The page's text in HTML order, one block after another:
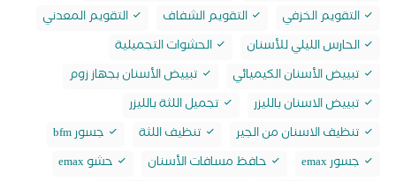
التقويم الخزفي
التقويم الشفاف
التقويم المعدني
الحارس الليلي للأسنان
الحشوات التجميلية
تبييض الأسنان الكيميائي
تبييض الأسنان بجهاز زوم
تبييض الاسنان بالليزر
تجميل اللثة بالليزر
تنظيف الاسنان من الجير
تنظيف اللثة
جسور bfm
جسور emax
حافظ مسافات الأسنان
حشو emax